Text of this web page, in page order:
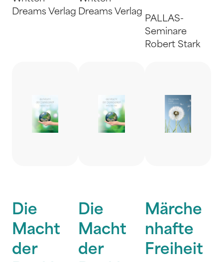
Dreams Verlag Dreams Verlag
PALLAS-
Seminare
Robert Stark
Die
Macht
der
Die
Macht
der
Märche
nhafte
Freiheit